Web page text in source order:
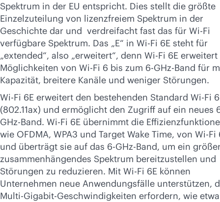
Besuchen Sie den HPE Store zum Stöbern,
Konfigurieren und Bestellen.
Jetzt kaufen
Spektrum in der EU entspricht. Dies stellt die größte
Einzelzuteilung von lizenzfreiem Spektrum in der
Geschichte dar und verdreifacht fast das für Wi-Fi
verfügbare Spektrum. Das „E“ in Wi-Fi 6E steht für
„extended“, also „erweitert“, denn Wi-Fi 6E erweitert
Möglichkeiten von Wi-Fi 6 bis zum 6-GHz-Band für
Kapazität, breitere Kanäle und weniger Störungen.
Wi-Fi 6E erweitert den bestehenden Standard Wi-Fi 6
(802.11ax) und ermöglicht den Zugriff auf ein neues
GHz-Band. Wi-Fi 6E übernimmt die
wie OFDMA, WPA3 und Target Wake Time, von Wi-Fi
und überträgt sie auf das 6-GHz-Band, um ein
zusammenhängendes Spektrum bereitzustellen und
Störungen zu reduzieren. Mit Wi-Fi 6E können
Unternehmen neue Anwendungsfälle unterstützen,
Multi-Gigabit-Geschwindigkeiten erfordern, wie etwa